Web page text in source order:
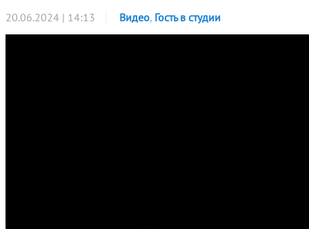
20.06.2024 | 14:13 Видео, Гость в студии